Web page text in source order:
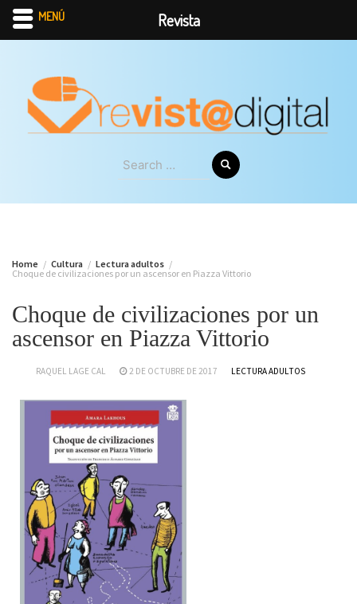
content
Search
for:
Home Cultura
Lectura adultos
Choque de civilizaciones por un ascensor en Piazza Vittorio
Choque de civilizaciones por un
ascensor en Piazza Vittorio
RAQUEL LAGE CAL 2 DE OCTUBRE DE 2017 LECTURA ADULTOS
MENÚ Revista